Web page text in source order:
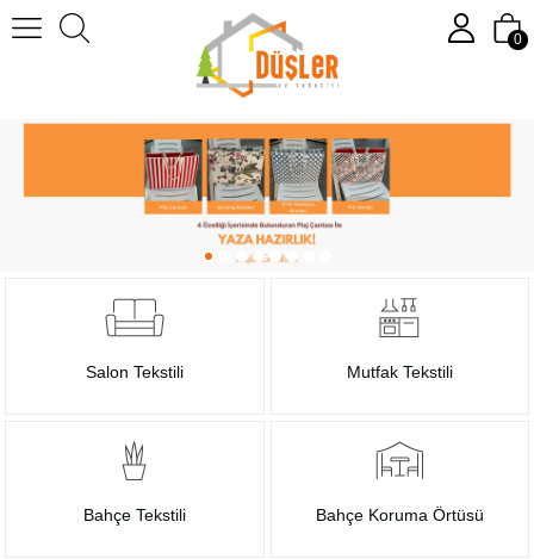
0
Salon Tekstili Mutfak Tekstili
Bahçe Tekstili Bahçe Koruma Örtüsü